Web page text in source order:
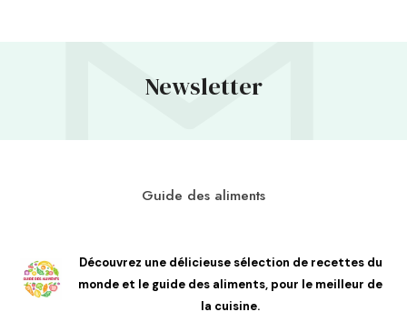
Newsletter
Guide des aliments
Découvrez une délicieuse sélection de recettes du
monde et le guide des aliments, pour le meilleur de
la cuisine.